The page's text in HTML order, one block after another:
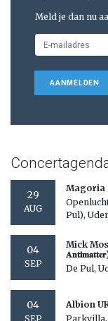
Meld je dan nu
AANMELDEN
29
AUG
Magoria
Pul),
04
SEP
Mick Moss
De Pul,
04
SEP
Albion
Parkvilla,